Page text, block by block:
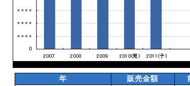
年 販売金額